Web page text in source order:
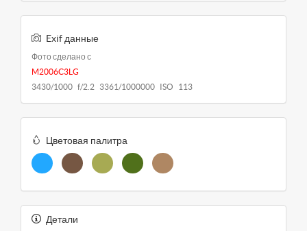
Exif данные
Фото сделано с
M2006C3LG
3430/1000 f/2.2 3361/1000000 ISO 113
Цветовая палитра
Детали